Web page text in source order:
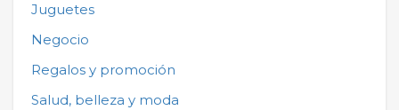
Juguetes
Negocio
Regalos y promoción
Salud, belleza y moda